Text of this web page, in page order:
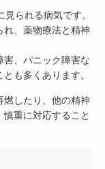
られる病気です。
、薬物療法と精神
害、パニック障害な
も多くあります。
したり、他の精神
重に対応すること